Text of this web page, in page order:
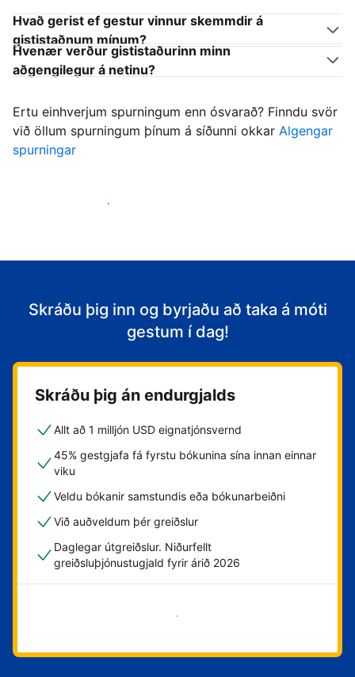
Hvað gerist ef gestur vinnur skemmdir á
gististaðnum mínum?
Hvenær verður gististaðurinn minn
aðgengilegur á netinu?
Ertu einhverjum spurningum enn ósvarað? Finndu svör
við öllum spurningum þínum á síðunni okkar Algengar
spurningar
Byrja að taka á móti gestum
Skráðu þig inn og byrjaðu að taka á móti
gestum í dag!
Skráðu þig án endurgjalds
Allt að 1 milljón USD eignatjónsvernd
45% gestgjafa fá fyrstu bókunina sína innan einnar
viku
Veldu bókanir samstundis eða bókunarbeiðni
Við auðveldum þér greiðslur
Daglegar útgreiðslur. Niðurfellt
greiðsluþjónustugjald fyrir árið 2026
Byrja núna